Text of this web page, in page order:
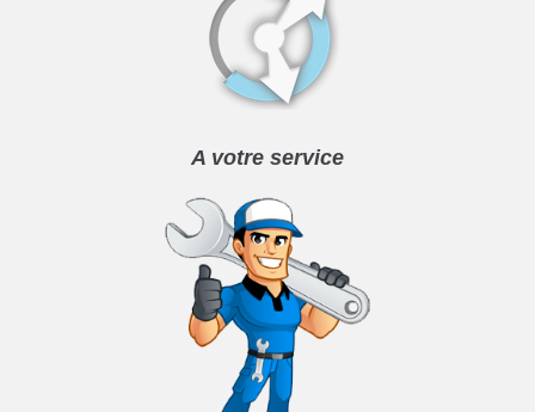
A votre service